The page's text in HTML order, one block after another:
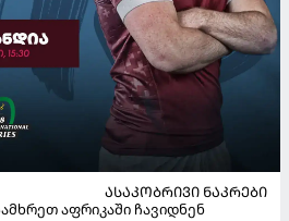
ᲐᲡᲐᲙᲝᲑᲠᲘᲕᲘ ᲜᲐᲙᲠᲔᲑᲘ
აფრიკაში ჩავიდნენ